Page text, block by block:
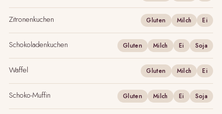
Zitronenkuchen Gluten Milch Ei
Schokoladenkuchen Gluten Milch Ei Soja
Waffel Gluten Milch Ei
Schoko-Muffin Gluten Milch Ei Soja